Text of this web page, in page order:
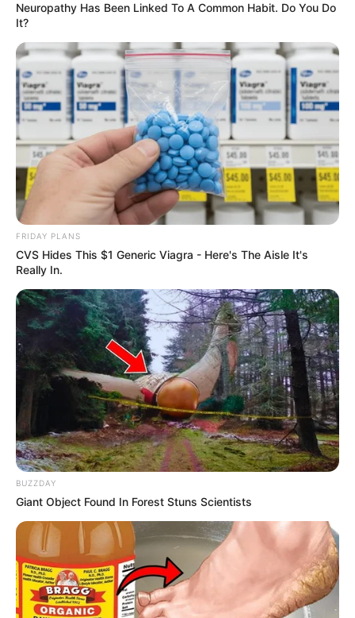
Neuropathy Has Been Linked To A Common Habit. Do You Do
It?
FRIDAY PLANS
CVS Hides This $1 Generic Viagra - Here's The Aisle It's
Really In.
BUZZDAY
Giant Object Found In Forest Stuns Scientists